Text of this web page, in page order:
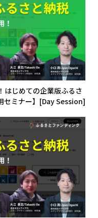
はじめての企業版ふるさ
セミナー】[Day Session]